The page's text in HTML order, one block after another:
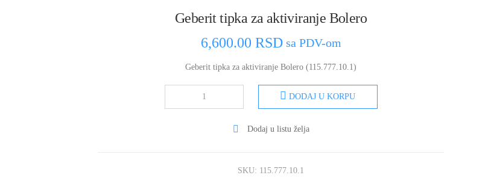
Geberit tipka za aktiviranje Bolero
6,600.00 RSDsa PDV-om
Geberit tipka za aktiviranje Bolero (115.777.10.1)
DODAJ U KORPU
Dodaj u listu želja
SKU: 115.777.10.1